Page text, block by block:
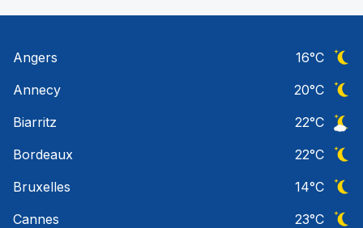
Angers 16°C
Annecy
20°C
Biarritz
22°C
Bordeaux
22°C
Bruxelles
14°C
Cannes
23°C